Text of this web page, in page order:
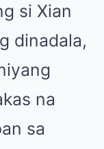
si Xian
dinadala,
na
sa